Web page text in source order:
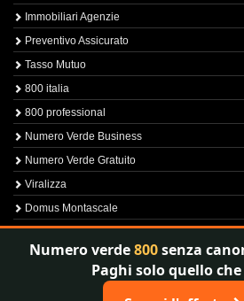
Immobiliari Agenzie
Preventivo Assicurato
Tasso Mutuo
800 italia
800 professional
Numero Verde Business
Numero Verde Gratuito
Viralizza
Domus Montascale
Sprint800
Verfica Numero Verde
Numero verde800senza
Paghi solo quello